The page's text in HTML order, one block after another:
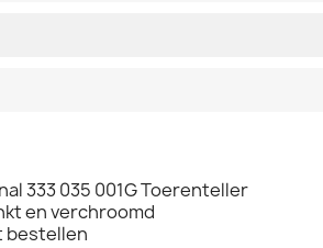
333 035 001G Toerenteller
en verchroomd
bestellen